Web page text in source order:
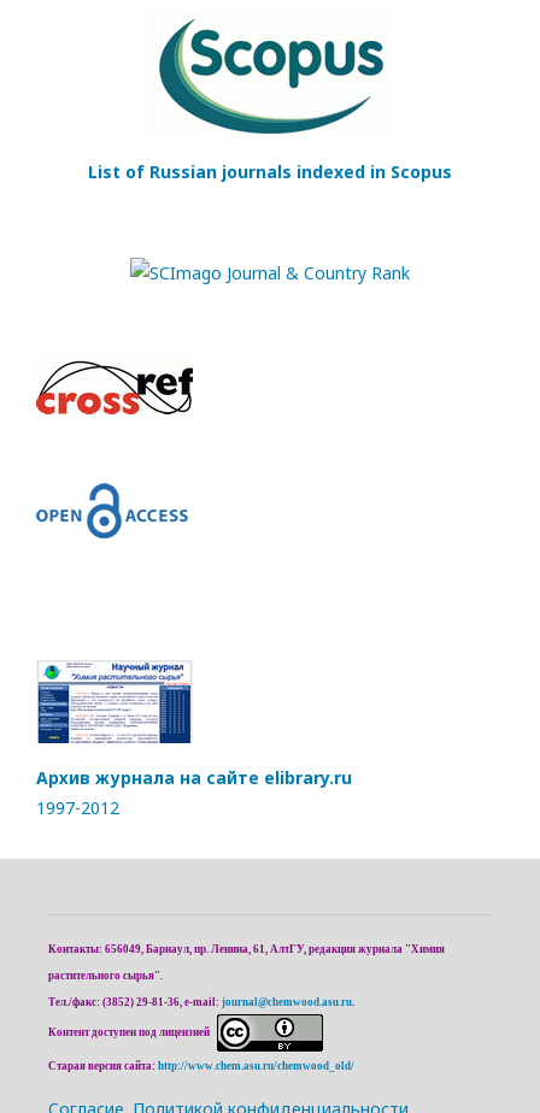
List of Russian journals indexed in Scopus
Архив журнала на сайте elibrary.ru
1997-2012
Контакты: 656049, Барнаул, пр. Ленина, 61, АлтГУ, редакция журнала "Химия
растительного сырья".
Тел./факс: (3852) 29-81-36, e-mail: journal@chemwood.asu.ru.
Контент доступен под лицензией
Старая версия сайта: http://www.chem.asu.ru/chemwood_old/